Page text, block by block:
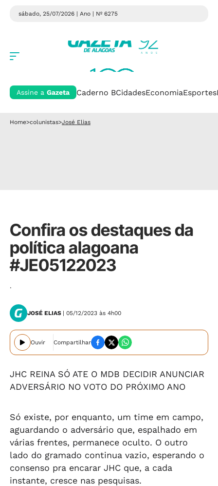
sábado, 25/07/2026 | Ano | Nº 6275
Assine a Gazeta Caderno BCidadesEconomiaEsportes
Home>colunistas>José Elias
Confira os destaques da
política alagoana
#JE05122023
.
JOSÉ ELIAS | 05/12/2023 às 4h00
Ouvir Compartilhar
JHC REINA SÓ ATE O MDB DECIDIR ANUNCIAR
ADVERSÁRIO NO VOTO DO PRÓXIMO ANO
Só existe, por enquanto, um time em campo,
aguardando o adversário que, espalhado em
várias frentes, permanece oculto. O outro
lado do gramado continua vazio, esperando o
consenso pra encarar JHC que, a cada
instante, cresce nas pesquisas.